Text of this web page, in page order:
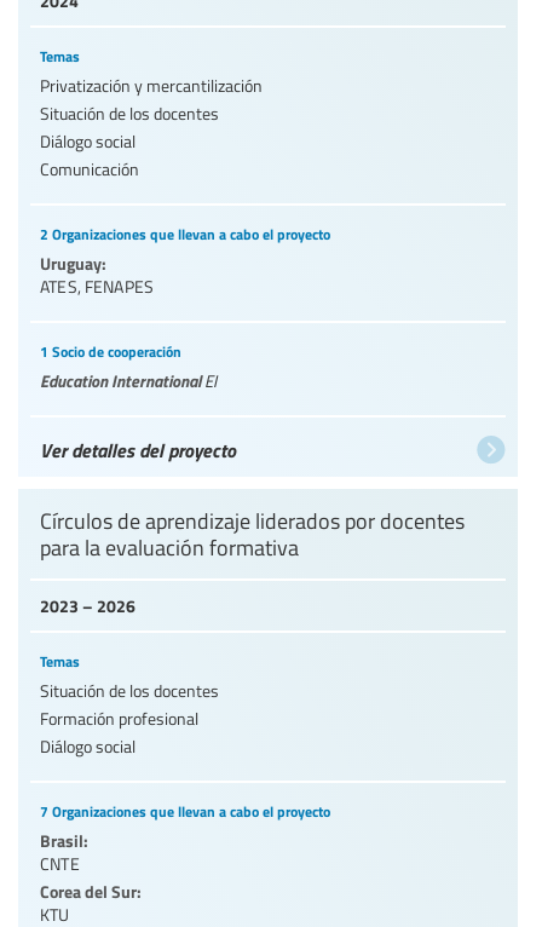
Temas
Privatización y mercantilización
Situación de los docentes
Diálogo social
Comunicación
2 Organizaciones que llevan a cabo el proyecto
Uruguay:
ATES, FENAPES
1 Socio de cooperación
Education InternationalEI
Ver detalles del proyecto
2023 – 2026
Círculos de aprendizaje liderados por docentes
para la evaluación formativa
Temas
Situación de los docentes
Formación profesional
Diálogo social
7 Organizaciones que llevan a cabo el proyecto
Brasil:
CNTE
Corea del Sur:
KTU